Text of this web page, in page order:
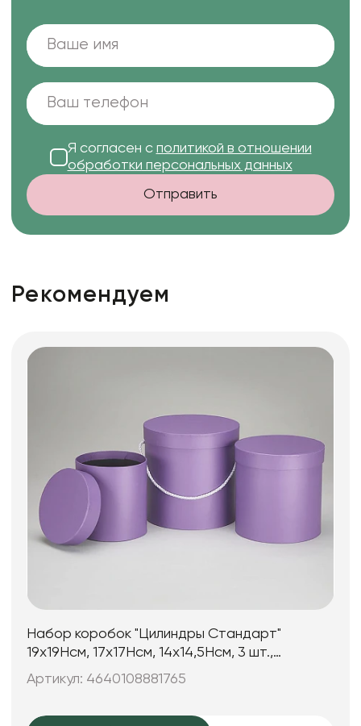
Я согласен с политикой в отношении
обработки персональных данных
Отправить
Рекомендуем
Набор коробок "Цилиндры Стандарт"
19x19Hсм, 17x17Hсм, 14x14,5Hсм, 3 шт.,
сиреневый
Артикул: 4640108881765